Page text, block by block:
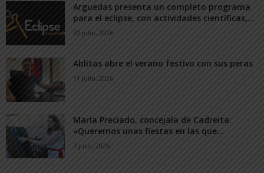
Arguedas presenta un completo programa
para el eclipse, con actividades científicas,...
20 julio, 2026
Ablitas abre el verano festivo con sus peras
11 julio, 2026
María Preciado, concejala de Cadreita:
«Queremos unas fiestas en las que...
7 julio, 2026